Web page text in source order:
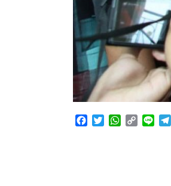
FacebookTwitterWhatsApp
Copy
Line